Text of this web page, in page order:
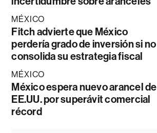
MÉXICO
Fitch advierte que México
perdería grado de inversión si no
consolida su estrategia fiscal
MÉXICO
México espera nuevo arancel de
EE.UU. por superávit comercial
récord